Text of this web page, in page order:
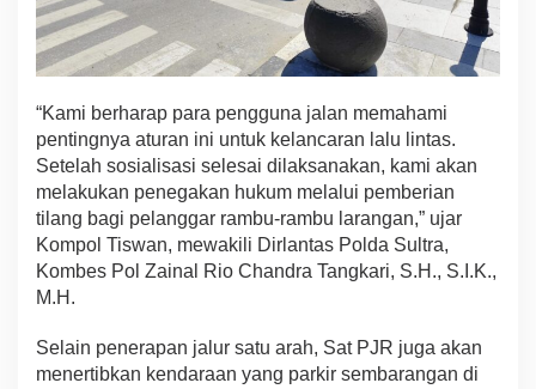
d
a
r
“Kami berharap para pengguna jalan memahami
pentingnya aturan ini untuk kelancaran lalu lintas.
Setelah sosialisasi selesai dilaksanakan, kami akan
melakukan penegakan hukum melalui pemberian
tilang bagi pelanggar rambu-rambu larangan,” ujar
Kompol Tiswan, mewakili Dirlantas Polda Sultra,
Kombes Pol Zainal Rio Chandra Tangkari, S.H., S.I.K.,
M.H.
Selain penerapan jalur satu arah, Sat PJR juga akan
menertibkan kendaraan yang parkir sembarangan di